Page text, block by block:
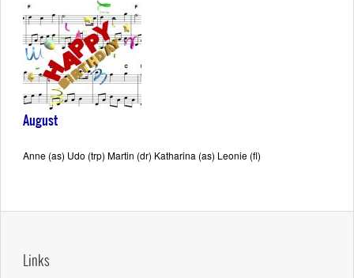
August
Anne (as) Udo (trp) Martin (dr) Katharina (as) Leonie (fl)
Links